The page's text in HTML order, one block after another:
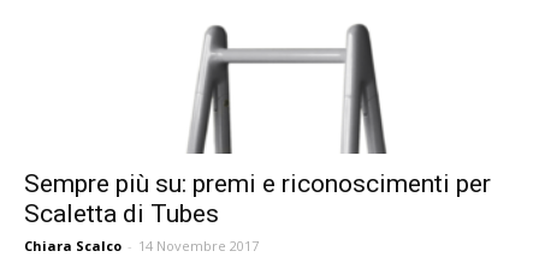
Sempre più su: premi e riconoscimenti per
Scaletta di Tubes
Chiara Scalco - 14 Novembre 2017